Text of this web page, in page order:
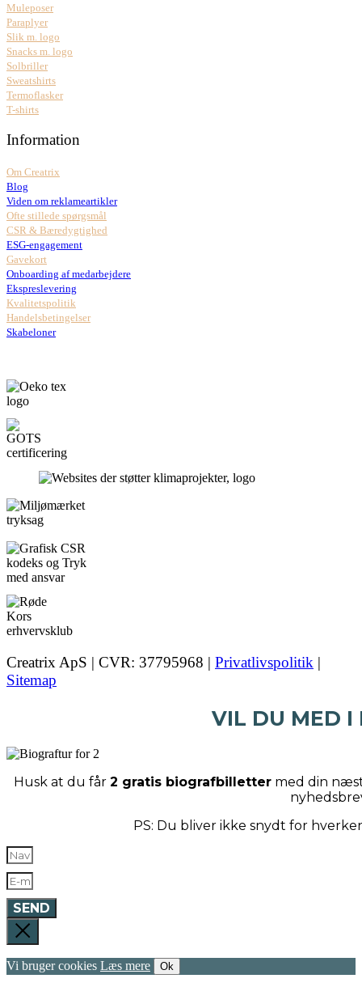
Muleposer
Paraplyer
Slik m. logo
Snacks m. logo
Solbriller
Sweatshirts
Termoflasker
T-shirts
Information
Om Creatrix
Blog
Viden om reklameartikler
Ofte stillede spørgsmål
CSR & Bæredygtighed
ESG-engagement
Gavekort
Onboarding af medarbejdere
Ekspreslevering
Kvalitetspolitik
Handelsbetingelser
Skabeloner
Creatrix ApS | CVR: 37795968 | Privatlivspolitik |
Sitemap
VIL DU MED I
Husk at du får 2 gratis biografbillettermed din
PS: Du bliver ikke snydt for
SEND
Vi bruger cookies Læs mere Ok